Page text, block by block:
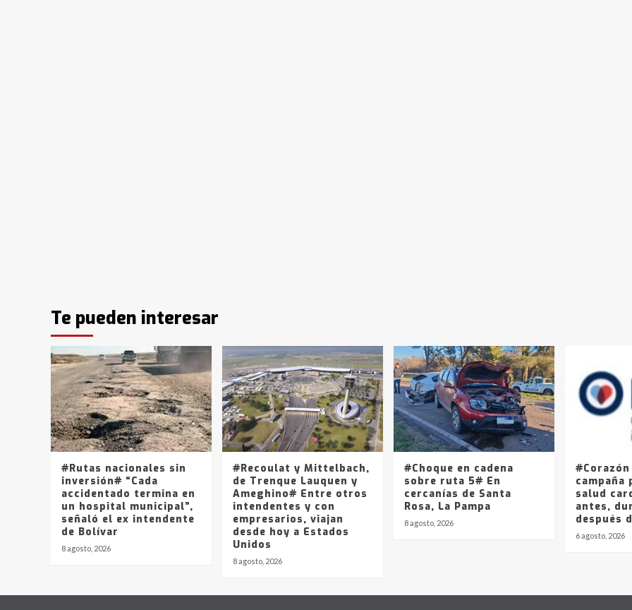
Te pueden interesar
#Rutas nacionales sin
inversión# “Cada
accidentado termina en
un hospital municipal”,
señaló el ex intendente
de Bolívar
8 agosto, 2026
#Recoulat y Mittelbach,
de Trenque Lauquen y
Ameghino# Entre otros
intendentes y con
empresarios, viajan
desde hoy a Estados
Unidos
8 agosto, 2026
#Choque en cadena
sobre ruta 5# En
cercanías de Santa
Rosa, La Pampa
8 agosto, 2026
#Corazón
campaña
salud
antes,
después
6 agosto, 2026